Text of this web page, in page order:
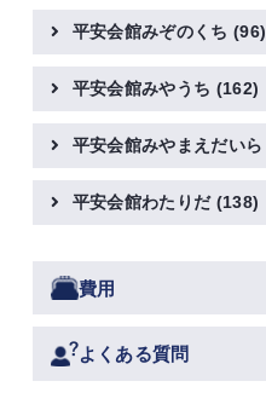
平安会館みぞのくち (96)
平安会館みやうち (162)
平安会館みやまえだいら
平安会館わたりだ (138)
費用
よくある質問